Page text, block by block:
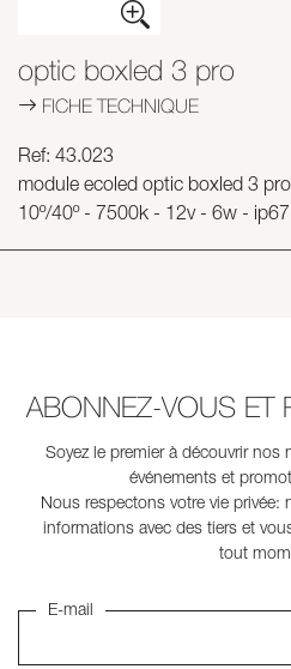
Neolight - Luminaires techniques
Systèmes modulaires linéaires et
Rail triphasé (230V)
Rail 48V
Rail mini 24V
optic boxled 3 pro
FICHE TECHNIQUE
Ref: 43.023
module ecoled optic boxled 3
10º/40º - 7500k - 12v - 6w -
ABONNEZ-VOUS ET
Soyez le premier à découvrir nos
événements et
Nous respectons votre vie privée:
informations avec des tiers et
tout
E-mail